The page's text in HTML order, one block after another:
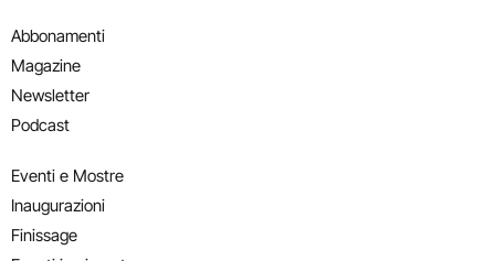
Abbonamenti
Magazine
Newsletter
Podcast
Eventi e Mostre
Inaugurazioni
Finissage